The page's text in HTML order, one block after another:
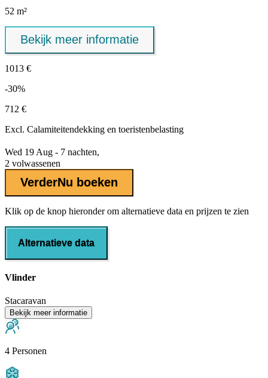
52 m²
Bekijk meer informatie
1013 €
-30%
712 €
Excl. Calamiteitendekking en toeristenbelasting
Wed 19 Aug - 7 nachten,
2 volwassenen
VerderNu boeken
Klik op de knop hieronder om alternatieve data en prijzen te zien
Alternatieve data
Vlinder
Stacaravan
Bekijk meer informatie
4 Personen